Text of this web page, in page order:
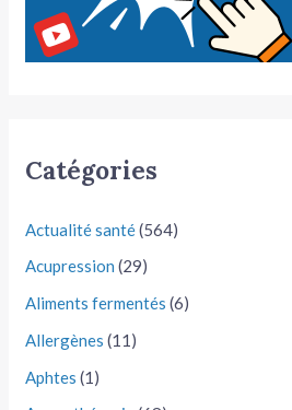
Catégories
Actualité santé(564)
Acupression (29)
Aliments fermentés (6)
Allergènes (11)
Aphtes (1)